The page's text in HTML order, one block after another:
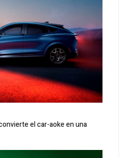
el car-aoke en una